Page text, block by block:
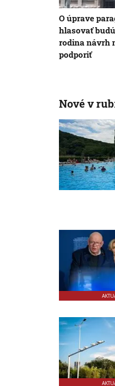
O úprave
hlasovať
rodina návrh
podporiť
Nové v